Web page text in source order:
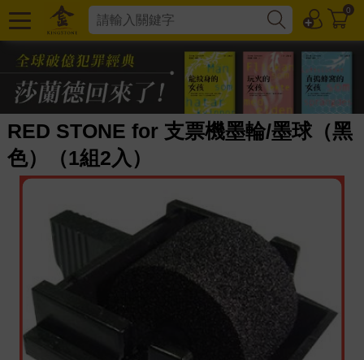
0
RED STONE for 支票機墨輪/墨球（黑
色）（1組2入）